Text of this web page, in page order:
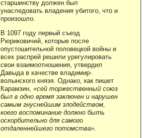
старшинству должен был
унаследовать владения убитого, что и
произошло.
В 1097 году первый съезд
Рюриковичей, которые после
опустошительной половецкой войны и
всех распрей решили урегулировать
свои взаимоотношения, утвердил
Давыда в качестве владимир-
волынского князя. Однако, как пишет
Карамзин, «сей торжественный союз
был в одно время заключен и нарушен
самым гнуснейшим злодейством,
коего воспоминание должно быть
оскорбительно для самого
отдаленнейшего потомства»